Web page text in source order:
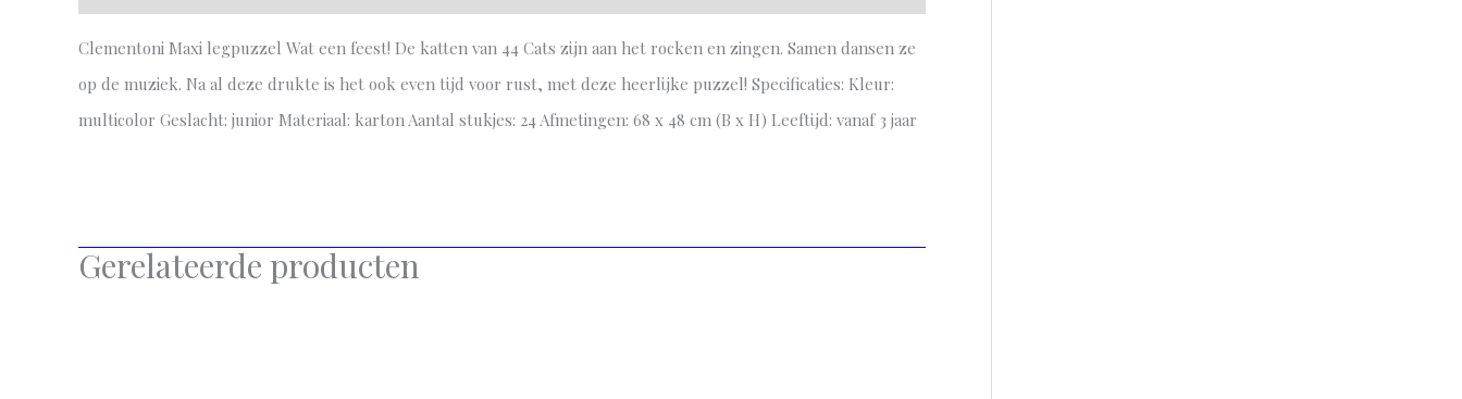
Clementoni Maxi legpuzzel Wat een feest! De katten van 44 Cats zijn aan het rocken en zingen. Samen dansen ze
op de muziek. Na al deze drukte is het ook even tijd voor rust, met deze heerlijke puzzel! Specificaties: Kleur:
multicolor Geslacht: junior Materiaal: karton Aantal stukjes: 24 Afmetingen: 68 x 48 cm (B x H) Leeftijd: vanaf 3 jaar
Gerelateerde producten